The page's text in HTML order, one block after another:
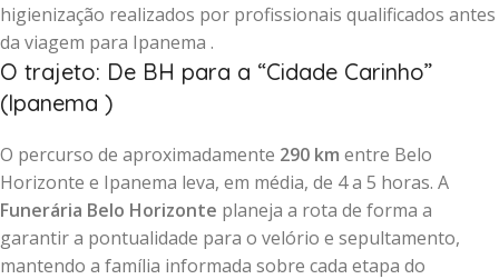
higienização realizados por profissionais qualificados antes
da viagem para Ipanema .
O trajeto: De BH para a “Cidade Carinho”
(Ipanema )
O percurso de aproximadamente 290 km entre Belo
Horizonte e Ipanema leva, em média, de 4 a 5 horas. A
Funerária Belo Horizonte planeja a rota de forma a
garantir a pontualidade para o velório e sepultamento,
mantendo a família informada sobre cada etapa do